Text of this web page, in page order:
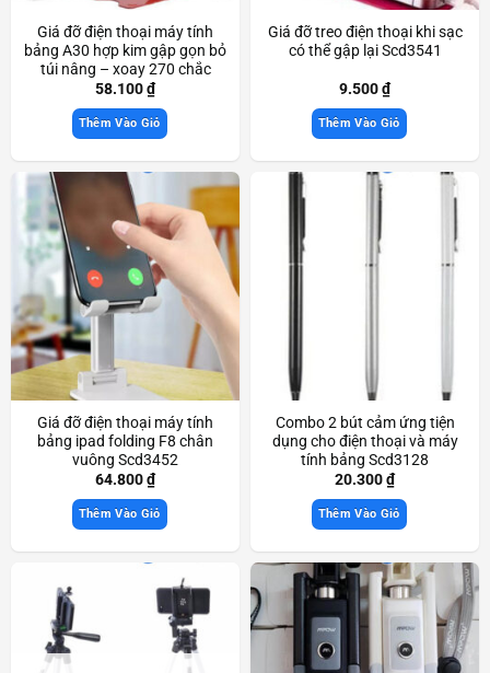
Giá đỡ điện thoại máy tính
bảng A30 hợp kim gập gọn bỏ
túi nâng – xoay 270 chắc
chắn Scd3233
58.100₫
Thêm Vào Giỏ
Giá đỡ treo điện thoại khi sạc
có thể gập lại Scd3541
9.500₫
Thêm Vào Giỏ
Giá đỡ điện thoại máy tính
bảng ipad folding F8 chân
vuông Scd3452
64.800₫
Thêm Vào Giỏ
Combo 2 bút cảm ứng tiện
dụng cho điện thoại và máy
tính bảng Scd3128
20.300₫
Thêm Vào Giỏ